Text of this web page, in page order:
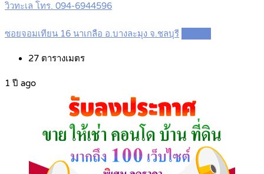
วิวทะเล โทร. 094-6944596
ซอยจอมเทียน 16 นาเกลือ อ.บางละมุง จ.ชลบุรี
27 ตารางเมตร
1 ปี ago